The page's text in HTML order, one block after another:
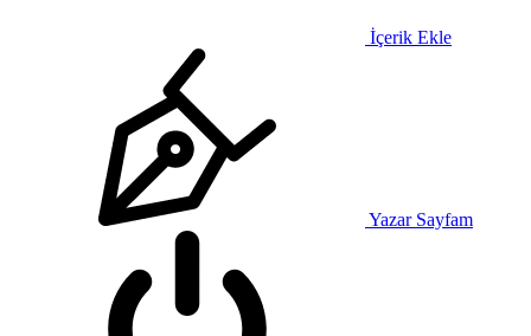
İçerik Ekle
Yazar Sayfam